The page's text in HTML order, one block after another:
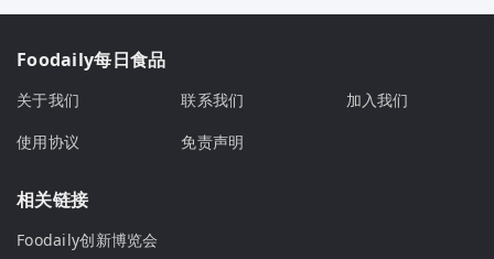
Foodaily每日食品
关于我们 联系我们
加入我们
使用协议
免责声明
相关链接
Foodaily创新博览会